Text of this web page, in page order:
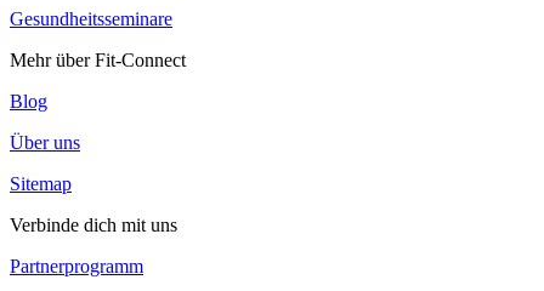
Gesundheitsseminare
Mehr über Fit-Connect
Blog
Über uns
Sitemap
Verbinde dich mit uns
Partnerprogramm